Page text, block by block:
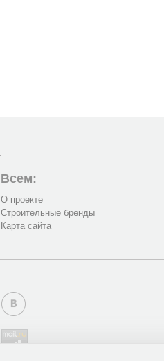
Всем:
О проекте
Строительные бренды
Карта сайта